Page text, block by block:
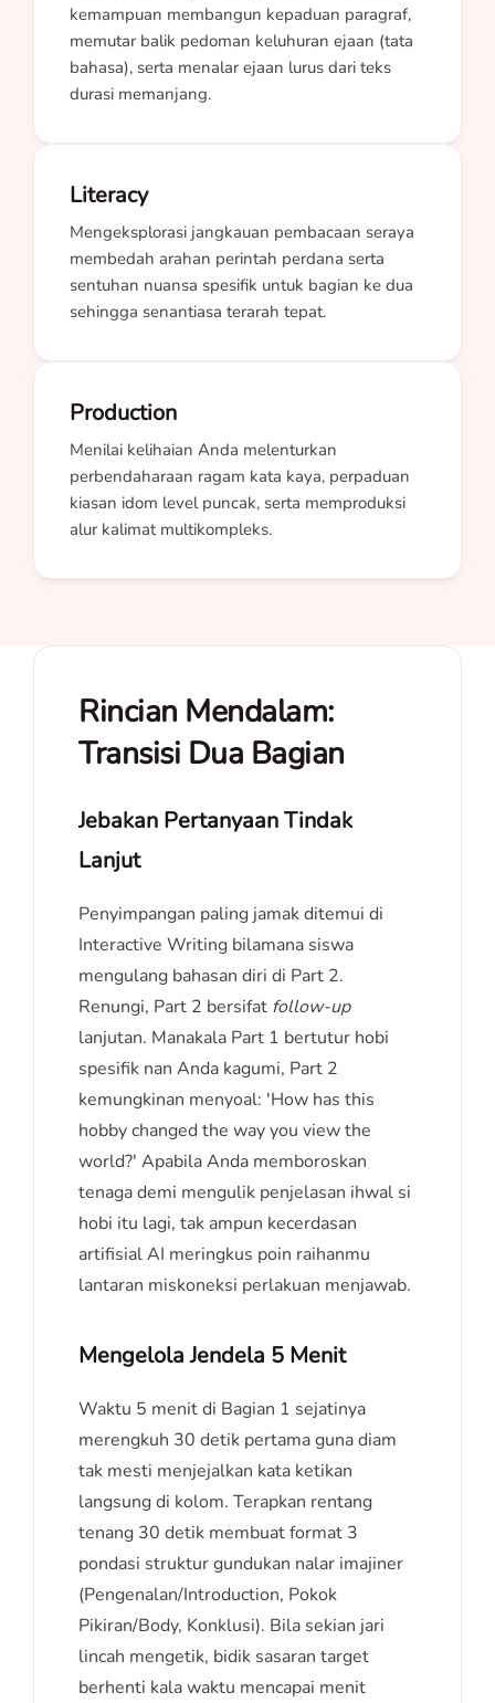
kemampuan membangun kepaduan paragraf,
memutar balik pedoman keluhuran ejaan (tata
bahasa), serta menalar ejaan lurus dari teks
durasi memanjang.
Literacy
Mengeksplorasi jangkauan pembacaan seraya
membedah arahan perintah perdana serta
sentuhan nuansa spesifik untuk bagian ke dua
sehingga senantiasa terarah tepat.
Production
Menilai kelihaian Anda melenturkan
perbendaharaan ragam kata kaya, perpaduan
kiasan idom level puncak, serta memproduksi
alur kalimat multikompleks.
Rincian Mendalam:
Transisi Dua Bagian
Jebakan Pertanyaan Tindak
Lanjut
Penyimpangan paling jamak ditemui di
Interactive Writing bilamana siswa
mengulang bahasan diri di Part 2.
Renungi, Part 2 bersifat follow-up
lanjutan. Manakala Part 1 bertutur hobi
spesifik nan Anda kagumi, Part 2
kemungkinan menyoal: 'How has this
hobby changed the way you view the
world?' Apabila Anda memboroskan
tenaga demi mengulik penjelasan ihwal si
hobi itu lagi, tak ampun kecerdasan
artifisial AI meringkus poin raihanmu
lantaran miskoneksi perlakuan menjawab.
Mengelola Jendela 5 Menit
Waktu 5 menit di Bagian 1 sejatinya
merengkuh 30 detik pertama guna diam
tak mesti menjejalkan kata ketikan
langsung di kolom. Terapkan rentang
tenang 30 detik membuat format 3
pondasi struktur gundukan nalar imajiner
(Pengenalan/Introduction, Pokok
Pikiran/Body, Konklusi). Bila sekian jari
lincah mengetik, bidik sasaran target
berhenti kala waktu mencapai menit